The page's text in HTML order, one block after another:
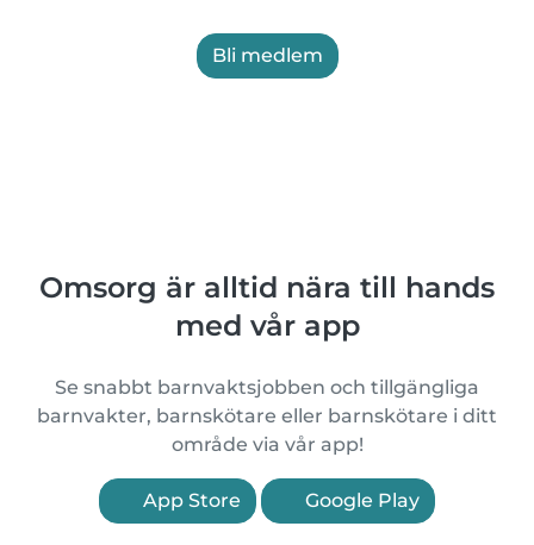
Bli medlem
Omsorg är alltid nära till hands
med vår app
Se snabbt barnvaktsjobben och tillgängliga
barnvakter, barnskötare eller barnskötare i ditt
område via vår app!
App Store Google Play